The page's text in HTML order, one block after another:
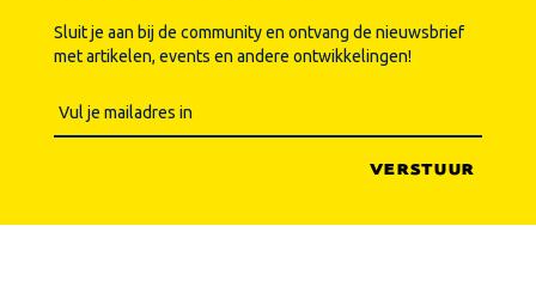
Sluit je aan bij de community en ontvang de nieuwsbrief
met artikelen, events en andere ontwikkelingen!